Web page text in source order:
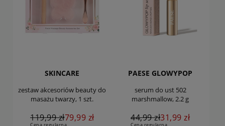
SKINCARE
zestaw akcesoriów beauty do
masażu twarzy, 1 szt.
119,99 zł79,99 zł
PAESE GLOWYPOP
serum do ust 502
marshmallow, 2.2 g
44,99 zł31,99 zł